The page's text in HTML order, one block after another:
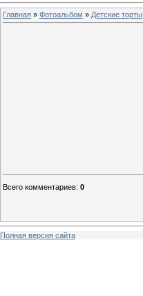
Главная » Фотоальбом » Детские торты
Всего комментариев: 0
Полная версия сайта